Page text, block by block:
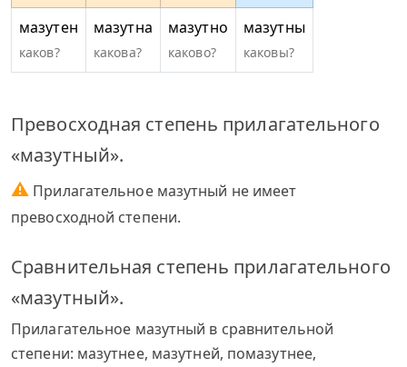
мазутен
каков?
мазутна
какова?
мазутно
каково?
мазутны
каковы?
Превосходная степень прилагательного
«мазутный».
⚠ Прилагательное мазутный не имеет
превосходной степени.
Сравнительная степень прилагательного
«мазутный».
Прилагательное мазутный в сравнительной
степени: мазутнее, мазутней, помазутнее,